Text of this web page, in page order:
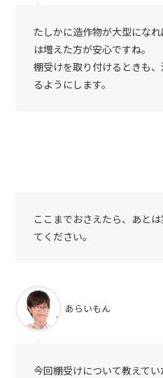
たしかに造作物が大型にな
は増えた方が安心ですね。
棚受けを取り付けるときも
るようにします。
ここまでおさえたら、あと
てください。
あらいもん
今回棚受けについて教えて